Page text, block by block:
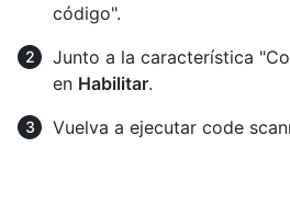
código".
Junto a la característica
en Habilitar.
Vuelva a ejecutar code